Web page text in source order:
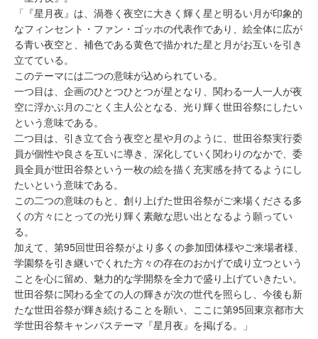
「『星月夜』は、渦巻く夜空に大きく輝く星と明るい月が印象的
なフィンセント・ファン・ゴッホの代表作であり、絵全体に広が
る青い夜空と、補色である黄色で描かれた星と月がお互いを引き
立てている。
このテーマには二つの意味が込められている。
一つ目は、企画のひとつひとつが星となり、関わる一人一人が夜
空に浮かぶ月のごとく主人公となる、光り輝く世田谷祭にしたい
という意味である。
二つ目は、引き立て合う夜空と星や月のように、世田谷祭実行委
員が個性や良さを互いに導き、深化していく関わりのなかで、委
員全員が世田谷祭という一枚の絵を描く充実感を持てるようにし
たいという意味である。
この二つの意味のもと、創り上げた世田谷祭がご来場くださる多
くの方々にとっての光り輝く素敵な思い出となるよう願ってい
る。
加えて、第95回世田谷祭がより多くの参加団体様やご来場者様、
学園祭を引き継いでくれた方々の存在のおかげで成り立つという
ことを心に留め、魅力的な学開祭を全力で盛り上げていきたい。
世田谷祭に関わる全ての人の輝きが次の世代を照らし、今後も新
たな世田谷祭が輝き続けることを願い、ここに第95回東京都市大
学世田谷祭キャンパステーマ『星月夜』を掲げる。」